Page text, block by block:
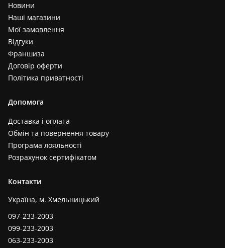
Новини
Наші магазини
Мої замовлення
Відгуки
Франшиза
Договір оферти
Політика приватності
Допомога
Доставка і оплата
Обмін та повернення товару
Програма лояльності
Розрахунок сертифікатом
Контакти
Україна, м. Хмельницький
097-233-2003
099-233-2003
063-233-2003